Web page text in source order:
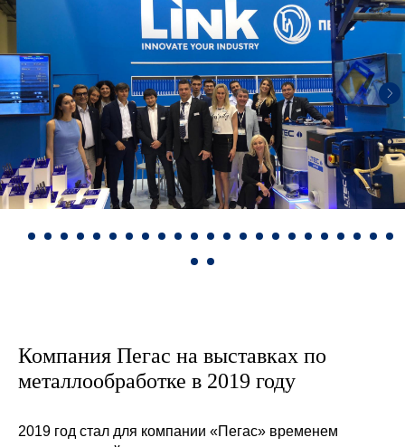
Компания Пегас на выставках по
металлообработке в 2019 году
2019 год стал для компании «Пегас» временем